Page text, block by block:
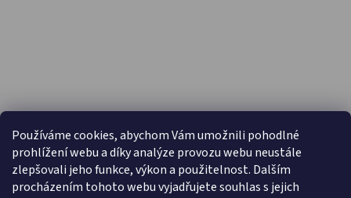
Používáme cookies, abychom Vám umožnili pohodlné
prohlížení webu a díky analýze provozu webu neustále
zlepšovali jeho funkce, výkon a použitelnost. Dalším
procházením tohoto webu vyjadřujete souhlas s jejich
PŘIJÍMÁME ONLINE PLATBY